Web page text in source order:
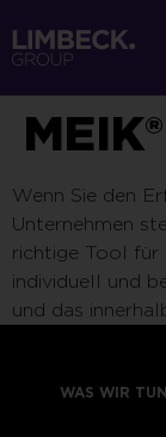
MEIK®
Wenn Sie den
Unternehmen
richtige Tool für
individuell und
und das
WAS WIR TUN